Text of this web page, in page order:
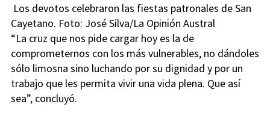
Los devotos celebraron las fiestas patronales de San
Cayetano. Foto: José Silva/La Opinión Austral
“La cruz que nos pide cargar hoy es la de
comprometernos con los más vulnerables, no dándoles
sólo limosna sino luchando por su dignidad y por un
trabajo que les permita vivir una vida plena. Que así
sea”, concluyó.